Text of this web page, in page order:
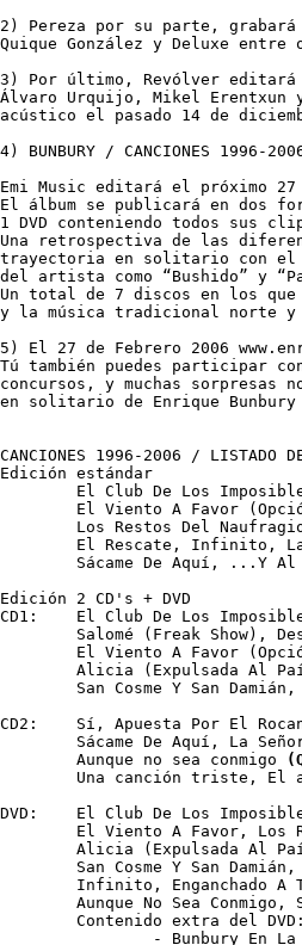
2) Pereza por su parte,
Quique González y Deluxe
3) Por último, Revólver editará
Álvaro Urquijo, Mikel Erentxun
acústico el pasado 14 de
4) BUNBURY / CANCIONES
Emi Music editará el próximo
El álbum se publicará en dos
1 DVD conteniendo todos sus
Una retrospectiva de las
trayectoria en solitario con el
del artista como “Bushido” y
Un total de 7 discos en los
y la música tradicional norte y
5) El 27 de Febrero 2006
Tú también puedes participar
concursos, y muchas sorpresas
en solitario de Enrique Bunbury
CANCIONES 1996-2006 / LISTADO DE
Edición estándar
Edición 2 CD's + DVD
CD1:	El Club De Los Imposibles, El Extranjero, De Mayor, Que Tengas Suertecita,
San Cosme Y San
CD2:	Sí, Apuesta Por El Rocanrol, Anidando Liendres, Enganchado A Ti, L´Amour (Freak Show),
	Aunque no sea conmigo
DVD:	El Club De Los Imposibles, De Mayor, El Extranjero, Salomé, Que Tengas Suertecita,